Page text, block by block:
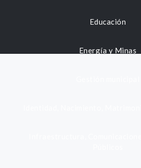
Educación
Energía y Minas